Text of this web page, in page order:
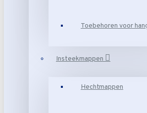
Toebehoren voor
Insteekmappen
Hechtmappen